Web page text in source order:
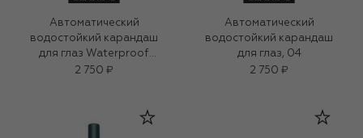
Автоматический
водостойкий карандаш
для глаз Waterproof
Pencil, 02
2 750 ₽
Автоматический
водостойкий карандаш
для глаз, 04
2 750 ₽